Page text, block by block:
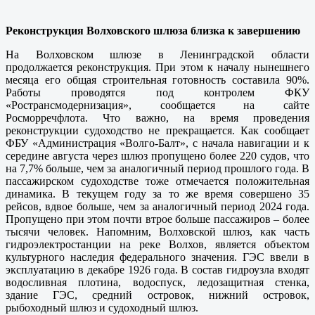
Реконструкция Волховского шлюза близка к завершению
На Волховском шлюзе в Ленинградской области
продолжается реконструкция. При этом к началу нынешнего
месяца его общая строительная готовность составила 90%.
Работы проводятся под контролем ФКУ
«Ространсмодернизация», сообщается на сайте
Росморречфлота. Что важно, на время проведения
реконструкции судоходство не прекращается. Как сообщает
ФБУ «Администрация «Волго-Балт», с начала навигации и к
середине августа через шлюз пропущено более 220 судов, что
на 7,7% больше, чем за аналогичный период прошлого года. В
пассажирском судоходстве тоже отмечается положительная
динамика. В текущем году за то же время совершено 35
рейсов, вдвое больше, чем за аналогичный период 2024 года.
Пропущено при этом почти втрое больше пассажиров – более
тысячи человек. Напомним, Волховской шлюз, как часть
гидроэлектростанции на реке Волхов, является объектом
культурного наследия федерального значения. ГЭС ввели в
эксплуатацию в декабре 1926 года. В состав гидроузла входят
водосливная плотина, водоспуск, ледозащитная стенка,
здание ГЭС, средний островок, нижний островок,
рыбоходный шлюз и судоходный шлюз.